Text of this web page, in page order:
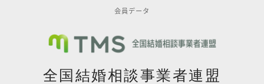
会員データ
全国結婚相談事業者連盟